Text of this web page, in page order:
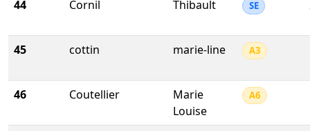
44 Cornil Thibault SE
45 cottin marie-line A3
46 Coutellier
Marie
Louise
A6